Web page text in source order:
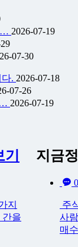
… 2026-07-19
07-30
. 2026-07-18
07-26
… 2026-07-19
지
간을
지금
0
주
사
매